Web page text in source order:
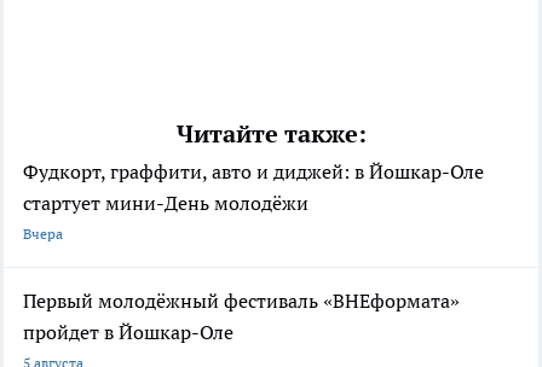
Читайте также:
Фудкорт, граффити, авто и диджей: в Йошкар-Оле
стартует мини-День молодёжи
Вчера
Первый молодёжный фестиваль «ВНЕформата»
пройдет в Йошкар-Оле
5 августа